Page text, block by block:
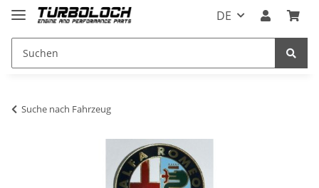
DE
Suche nach Fahrzeug